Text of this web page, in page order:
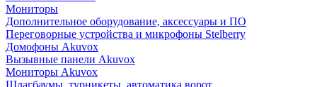
Мониторы
Дополнительное оборудование, аксессуары и ПО
Переговорные устройства и микрофоны Stelberry
Домофоны Akuvox
Вызывные панели Akuvox
Мониторы Akuvox
Шлагбаумы, турникеты, автоматика ворот